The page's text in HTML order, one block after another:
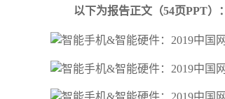
以下为报告正文（54页PPT）：